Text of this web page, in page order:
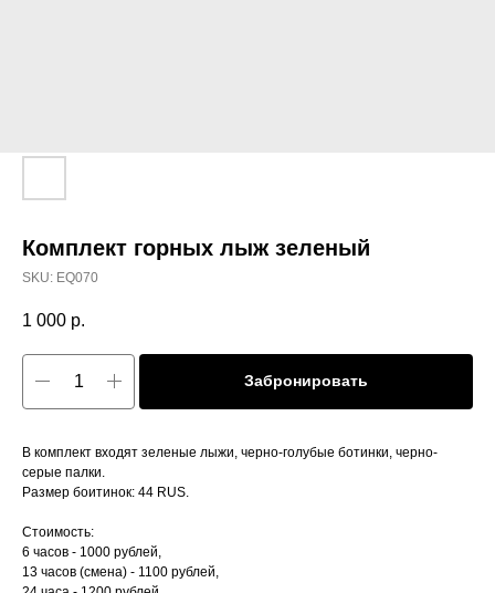
Комплект горных лыж зеленый
SKU: EQ070
1 000 р.
Забронировать
В комплект входят зеленые лыжи, черно-голубые ботинки, черно-
серые палки.
Размер боитинок: 44 RUS.
Стоимость:
6 часов - 1000 рублей,
13 часов (смена) - 1100 рублей,